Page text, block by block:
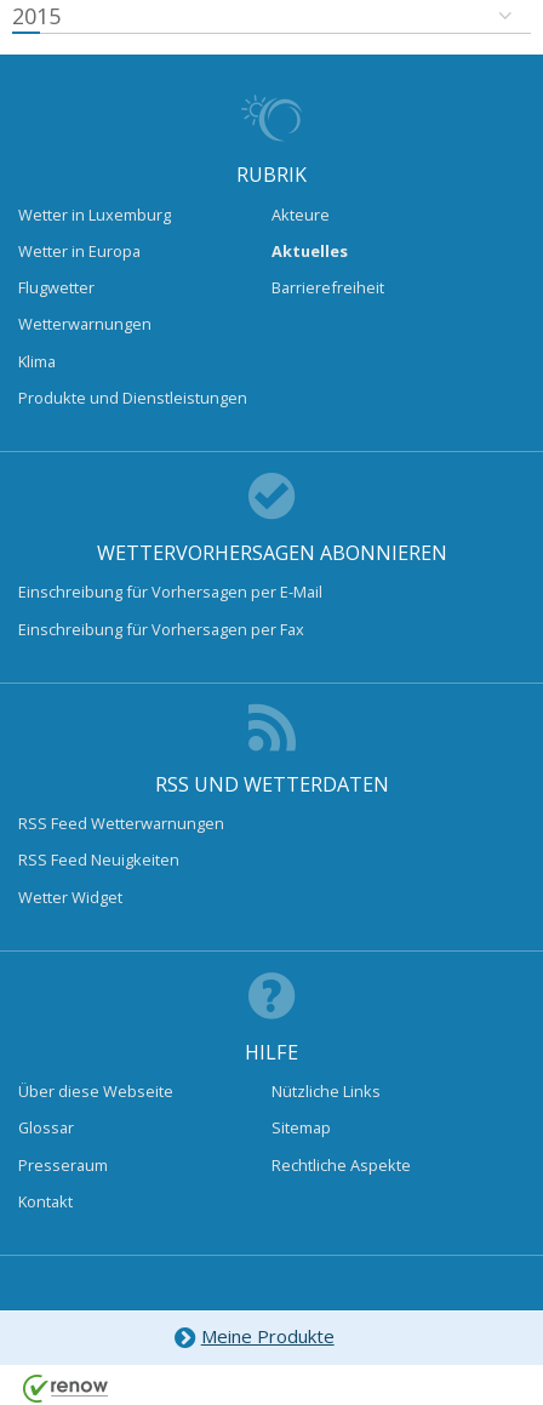
2015
RUBRIK
Wetter in Luxemburg
Wetter in Europa
Flugwetter
Wetterwarnungen
Klima
Produkte und Dienstleistungen
Akteure
Aktuelles
Barrierefreiheit
WETTERVORHERSAGEN ABONNIEREN
Einschreibung für Vorhersagen per E-Mail
Einschreibung für Vorhersagen per Fax
RSS UND WETTERDATEN
RSS Feed Wetterwarnungen
RSS Feed Neuigkeiten
Wetter Widget
HILFE
Über diese Webseite
Glossar
Presseraum
Kontakt
Nützliche Links
Sitemap
Rechtliche Aspekte
Meine Produkte